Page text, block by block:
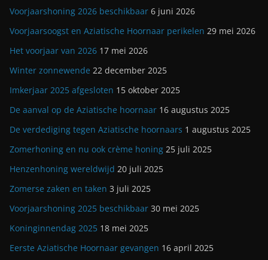
Voorjaarshoning 2026 beschikbaar 6 juni 2026
Voorjaarsoogst en Aziatische Hoornaar perikelen 29 mei 2026
Het voorjaar van 2026 17 mei 2026
Winter zonnewende 22 december 2025
Imkerjaar 2025 afgesloten 15 oktober 2025
De aanval op de Aziatische hoornaar 16 augustus 2025
De verdediging tegen Aziatische hoornaars 1 augustus 2025
Zomerhoning en nu ook crème honing 25 juli 2025
Henzenhoning wereldwijd 20 juli 2025
Zomerse zaken en taken 3 juli 2025
Voorjaarshoning 2025 beschikbaar 30 mei 2025
Koninginnendag 2025 18 mei 2025
Eerste Aziatische Hoornaar gevangen 16 april 2025